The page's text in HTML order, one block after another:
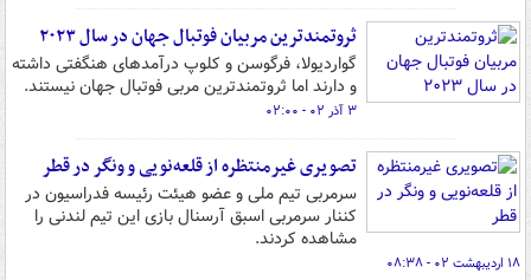
ثروتمندترین مربیان فوتبال جهان در سال ۲۰۲۳
گواردیولا، فرگوسن و کلوپ درآمدهای هنگفتی داشته
و دارند اما ثروتمندترین مربی فوتبال جهان نیستند.
۳ آذر ۰۲ - ۰۲:۰۰
تصویری غیرمنتظره از قلعه‌نویی و ونگر در قطر
سرمربی تیم ملی و عضو هیئت رئیسه فدراسیون در
کننار سرمربی اسبق آرسنال بازی این تیم لندنی را
مشاهده کردند.
۱۸ اردیبهشت ۰۲ - ۰۸:۳۸